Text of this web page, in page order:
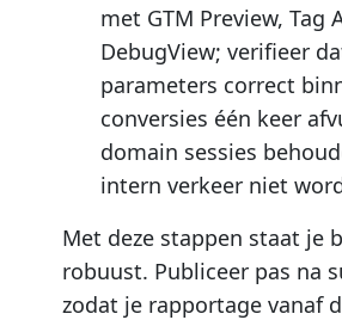
met GTM Preview, Tag
DebugView; verifieer
parameters correct
conversies één keer
domain sessies
intern verkeer niet
Met deze stappen staat je
robuust. Publiceer pas na
zodat je rapportage vanaf